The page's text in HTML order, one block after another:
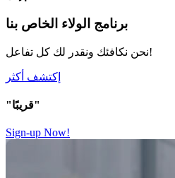
برنامج الولاء الخاص بنا
نحن نكافئك ونقدر لك كل تفاعل!
إكتشف أكثر
"قريبًا"
Sign-up Now!